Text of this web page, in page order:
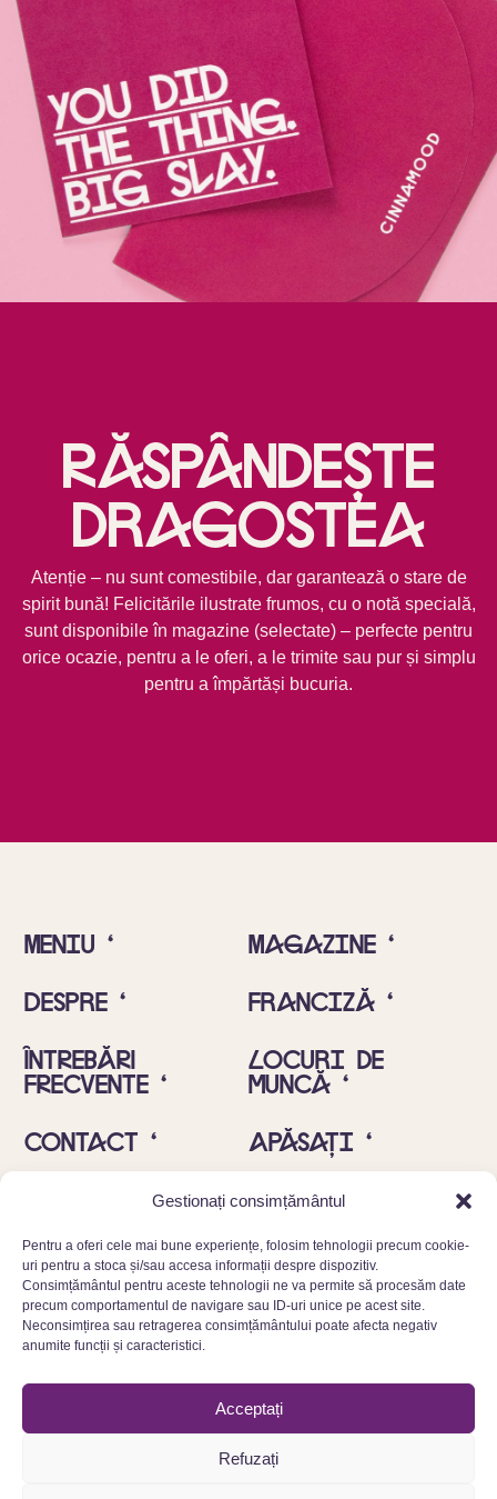
Gestionați consimțământul
Pentru a oferi cele mai bune experiențe, folosim tehnologii precum cookie-
uri pentru a stoca și/sau accesa informații despre dispozitiv.
Consimțământul pentru aceste tehnologii ne va permite să procesăm date
precum comportamentul de navigare sau ID-uri unice pe acest site.
Neconsimțirea sau retragerea consimțământului poate afecta negativ
anumite funcții și caracteristici.
Acceptați
Refuzați
Răspândește
dragostea
Atenție – nu sunt comestibile, dar garantează o stare de
spirit bună! Felicitările ilustrate frumos, cu o notă specială,
sunt disponibile în magazine (selectate) – perfecte pentru
orice ocazie, pentru a le oferi, a le trimite sau pur și simplu
pentru a împărtăși bucuria.
Meniu ‘
Despre ‘
ÎNTREBĂRI
FRECVENTE ‘
Contact ‘
Magazine ‘
Franciză ‘
Locuri de
muncă ‘
Apăsați ‘
Alergeni ‘
Confidențialitate